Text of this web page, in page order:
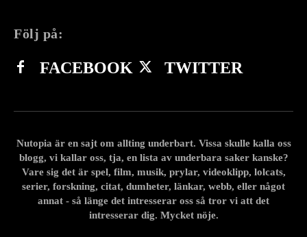
Följ på:
FACEBOOK TWITTER
Nutopia är en sajt om allting underbart. Vissa skulle kalla oss
blogg, vi kallar oss, tja, en lista av underbara saker kanske?
Vare sig det är spel, film, musik, prylar, videoklipp, lolcats,
serier, forskning, citat, dumheter, länkar, webb, eller något
annat - så länge det intresserar oss så tror vi att det
intresserar dig. Mycket nöje.